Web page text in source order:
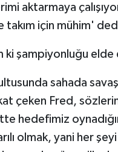
aktarmaya
takım için mühim'
ki şampiyonluğu
sahada
çeken Fred,
hedefimiz
olmak, yani her şeyi